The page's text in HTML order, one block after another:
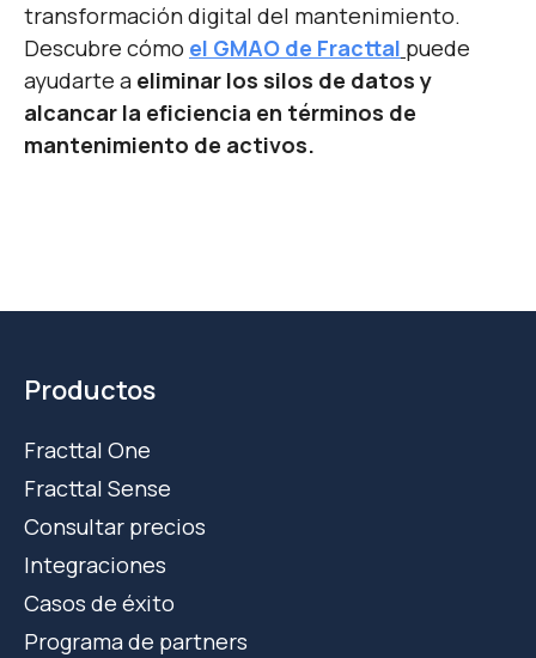
transformación digital del mantenimiento.
Descubre cómo el GMAO de Fracttal puede
ayudarte a eliminar los silos de datos y
alcancar la eficiencia en términos de
mantenimiento de activos.
Productos
Fracttal One
Fracttal Sense
Consultar precios
Integraciones
Casos de éxito
Programa de partners